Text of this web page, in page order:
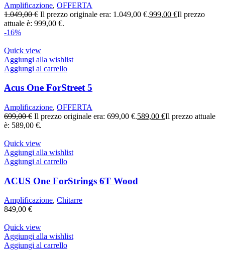
Amplificazione, OFFERTA
1.049,00€ Il prezzo originale era: 1.049,00 €.999,00 €Il prezzo
attuale è: 999,00 €.
-16%
Quick view
Aggiungi alla wishlist
Aggiungi al carrello
Acus One ForStreet 5
Amplificazione, OFFERTA
699,00€ Il prezzo originale era: 699,00 €.589,00 €Il prezzo attuale
è: 589,00 €.
Quick view
Aggiungi alla wishlist
Aggiungi al carrello
ACUS One ForStrings 6T Wood
Amplificazione, Chitarre
849,00 €
Quick view
Aggiungi alla wishlist
Aggiungi al carrello